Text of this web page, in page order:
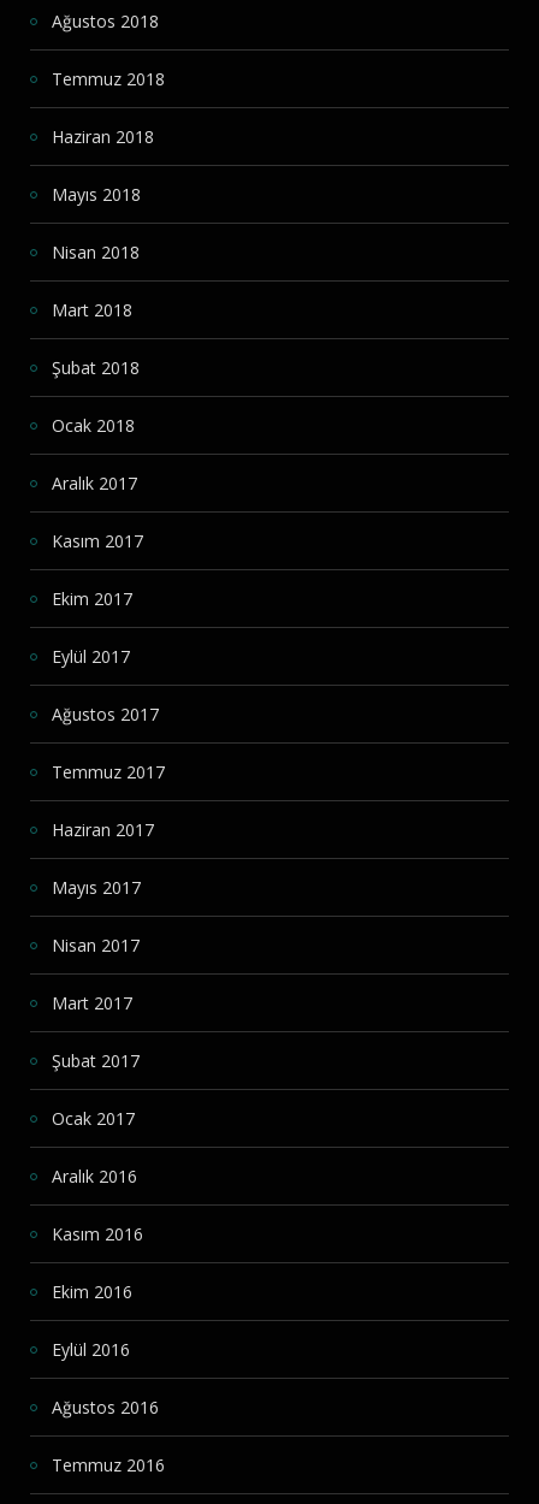
Ağustos 2018
Temmuz 2018
Haziran 2018
Mayıs 2018
Nisan 2018
Mart 2018
Şubat 2018
Ocak 2018
Aralık 2017
Kasım 2017
Ekim 2017
Eylül 2017
Ağustos 2017
Temmuz 2017
Haziran 2017
Mayıs 2017
Nisan 2017
Mart 2017
Şubat 2017
Ocak 2017
Aralık 2016
Kasım 2016
Ekim 2016
Eylül 2016
Ağustos 2016
Temmuz 2016